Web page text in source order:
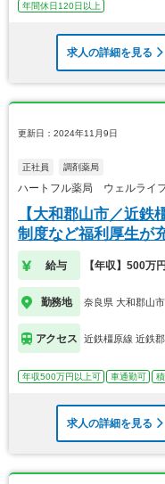
年間休日120日以上
求人の詳細を見る
更新日：2024年11月9日
正社員 調剤薬局
ハートフル薬局 ウェルライ
【大和郡山市／近
制度など福利厚生が
給与 【年収】500万
勤務地 奈良県 大和郡山市
アクセス 近鉄橿原線 近鉄
年収500万円以上可 車通勤可
求人の詳細を見る